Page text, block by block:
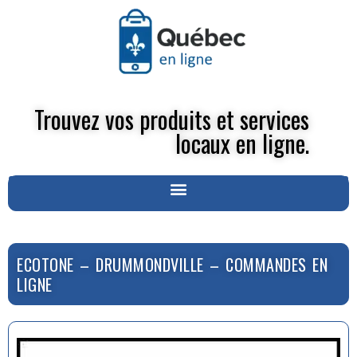
Trouvez vos produits et services
locaux en ligne.
ECOTONE – DRUMMONDVILLE – COMMANDES EN
LIGNE